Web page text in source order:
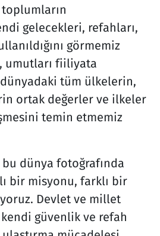
gelecekleri, refahları,
görmemiz
umutları fiiliyata
tüm ülkelerin,
ortak değerler ve ilkeler
temin etmemiz
dünya fotoğrafında
bir misyonu, farklı bir
Devlet ve millet
güvenlik ve refah